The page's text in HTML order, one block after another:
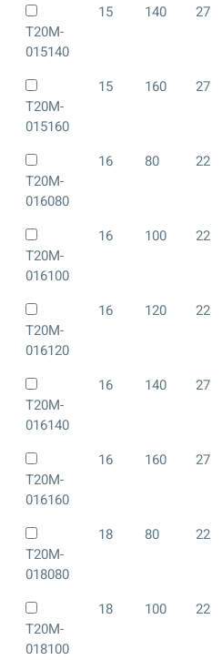
T20M-
015140
15 140 27
T20M-
015160
15 160 27
T20M-
016080
16 80 22
T20M-
016100
16 100 22
T20M-
016120
16 120 22
T20M-
016140
16 140 27
T20M-
016160
16 160 27
T20M-
018080
18 80 22
T20M-
018100
18 100 22